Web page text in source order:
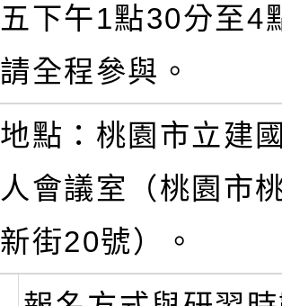
五下午1點30分至4
請全程參與。
地點：桃園市立建
人會議室（桃園市
新街20號）。